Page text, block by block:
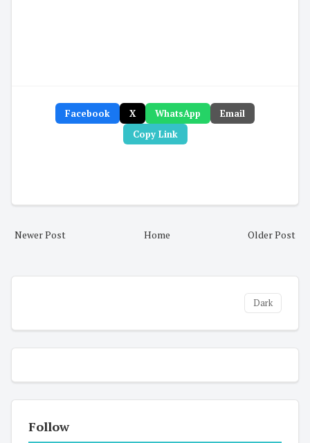
Facebook X WhatsApp
Email
Copy Link
Newer Post Older Post
Home
Dark
Follow